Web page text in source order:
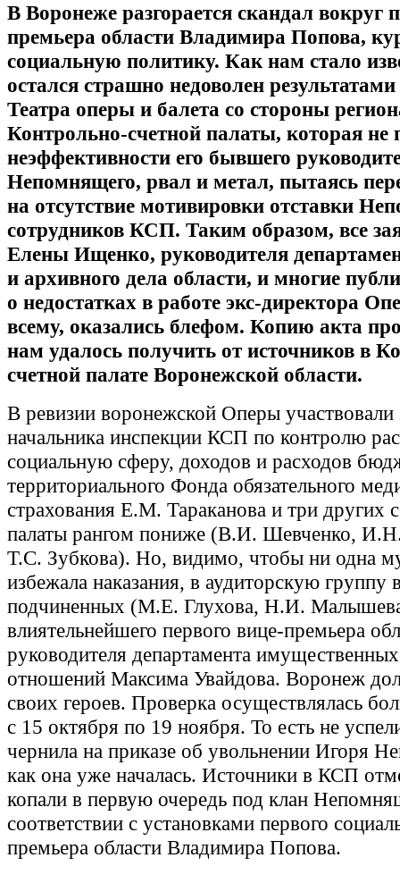
В Воронеже разгорается скандал вокруг
премьера области Владимира Попова,
социальную политику. Как нам стало
остался страшно недоволен
Театра оперы и балета со стороны
Контрольно-счетной палаты, которая не
неэффективности его бывшего
Непомнящего, рвал и метал, пытаясь
на отсутствие мотивировки отставки
сотрудников КСП. Таким образом, все
Елены Ищенко, руководителя
и архивного дела области, и многие
о недостатках в работе экс-директора
всему, оказались блефом. Копию акта
нам удалось получить от источников в
счетной палате Воронежской области.
В ревизии воронежской Оперы участвовали
начальника инспекции КСП по контролю
социальную сферу, доходов и расходов
территориального Фонда обязательного
страхования Е.М. Тараканова и три других
палаты рангом пониже (В.И. Шевченко,
Т.С. Зубкова). Но, видимо, чтобы ни одна
избежала наказания, в аудиторскую группу
подчиненных (М.Е. Глухова, Н.И.
влиятельнейшего первого вице-премьера
руководителя департамента
отношений Максима Увайдова. Воронеж
своих героев. Проверка осуществлялась
с 15 октября по 19 ноября. То есть не
чернила на приказе об увольнении Игоря
как она уже началась. Источники в КСП
копали в первую очередь под клан
соответствии с установками первого
премьера области Владимира Попова.